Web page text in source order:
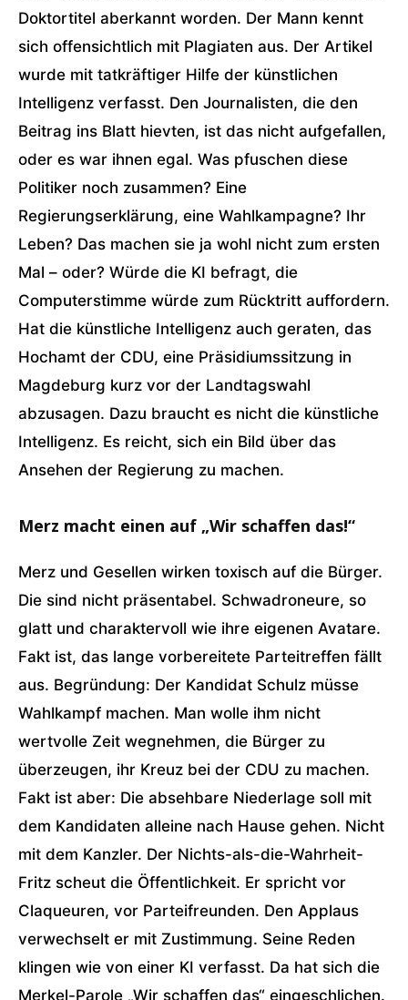
Doktortitel aberkannt worden. Der Mann kennt
sich offensichtlich mit Plagiaten aus. Der Artikel
wurde mit tatkräftiger Hilfe der künstlichen
Intelligenz verfasst. Den Journalisten, die den
Beitrag ins Blatt hievten, ist das nicht aufgefallen,
oder es war ihnen egal. Was pfuschen diese
Politiker noch zusammen? Eine
Regierungserklärung, eine Wahlkampagne? Ihr
Leben? Das machen sie ja wohl nicht zum ersten
Mal – oder? Würde die KI befragt, die
Computerstimme würde zum Rücktritt auffordern.
Hat die künstliche Intelligenz auch geraten, das
Hochamt der CDU, eine Präsidiumssitzung in
Magdeburg kurz vor der Landtagswahl
abzusagen. Dazu braucht es nicht die künstliche
Intelligenz. Es reicht, sich ein Bild über das
Ansehen der Regierung zu machen.
Merz macht einen auf „Wir schaffen das!“
Merz und Gesellen wirken toxisch auf die Bürger.
Die sind nicht präsentabel. Schwadroneure, so
glatt und charaktervoll wie ihre eigenen Avatare.
Fakt ist, das lange vorbereitete Parteitreffen fällt
aus. Begründung: Der Kandidat Schulz müsse
Wahlkampf machen. Man wolle ihm nicht
wertvolle Zeit wegnehmen, die Bürger zu
überzeugen, ihr Kreuz bei der CDU zu machen.
Fakt ist aber: Die absehbare Niederlage soll mit
dem Kandidaten alleine nach Hause gehen. Nicht
mit dem Kanzler. Der Nichts-als-die-Wahrheit-
Fritz scheut die Öffentlichkeit. Er spricht vor
Claqueuren, vor Parteifreunden. Den Applaus
verwechselt er mit Zustimmung. Seine Reden
klingen wie von einer KI verfasst. Da hat sich die
Merkel-Parole „Wir schaffen das“ eingeschlichen.